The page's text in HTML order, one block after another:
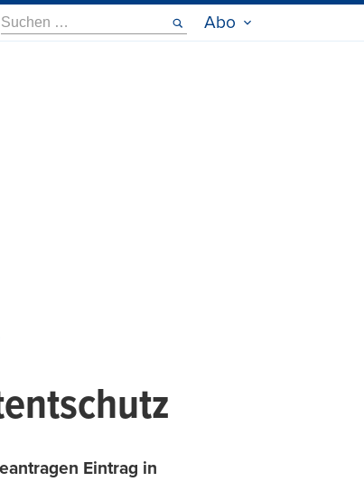
Suche
nach:
Abo
Eintrag in